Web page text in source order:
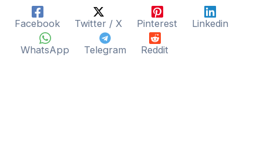
Facebook Twitter / X Pinterest Linkedin
WhatsApp Telegram Reddit